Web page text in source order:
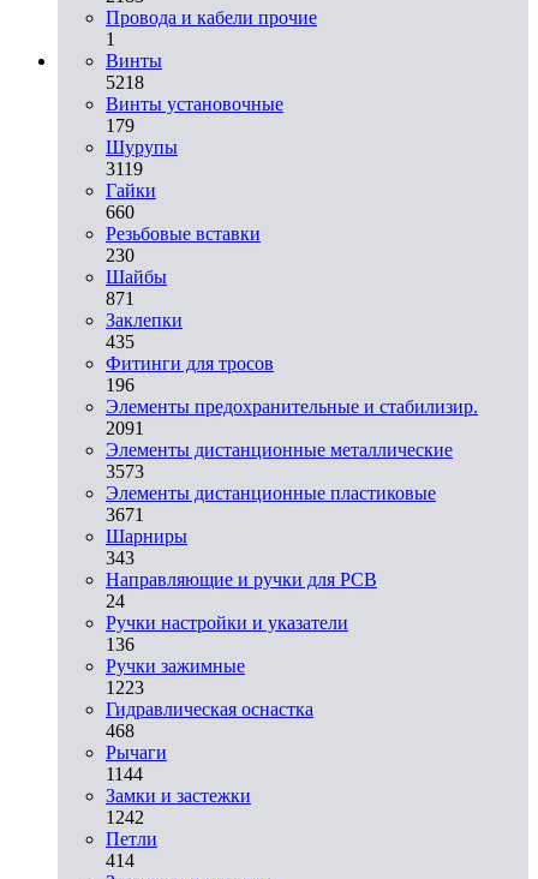
Провода и кабели прочие
1
Винты
5218
Винты установочные
179
Шурупы
3119
Гайки
660
Резьбовые вставки
230
Шайбы
871
Заклепки
435
Фитинги для тросов
196
Элементы предохранительные и стабилизир.
2091
Элементы дистанционные металлические
3573
Элементы дистанционные пластиковые
3671
Шарниры
343
Направляющие и ручки для PCB
24
Ручки настройки и указатели
136
Ручки зажимные
1223
Гидравлическая оснастка
468
Рычаги
1144
Замки и застежки
1242
Петли
414